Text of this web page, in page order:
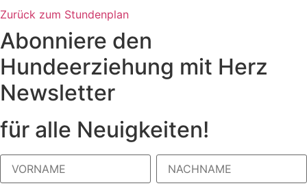
Zurück zum Stundenplan
Abonniere den
Hundeerziehung mit Herz
Newsletter
für alle Neuigkeiten!